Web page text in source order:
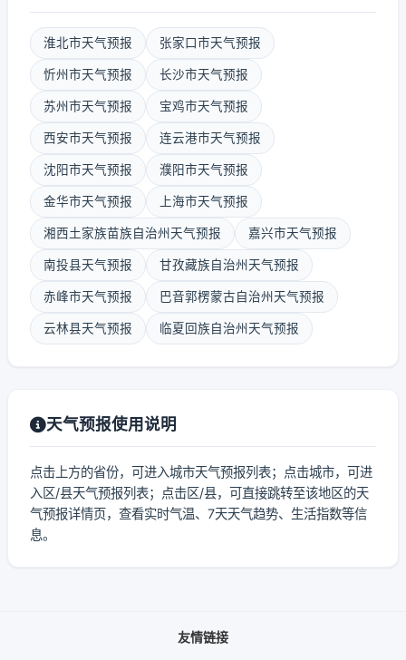
淮北市天气预报 张家口市天气预报
忻州市天气预报 长沙市天气预报
苏州市天气预报 宝鸡市天气预报
西安市天气预报 连云港市天气预报
沈阳市天气预报 濮阳市天气预报
金华市天气预报 上海市天气预报
湘西土家族苗族自治州天气预报 嘉兴市天气预报
南投县天气预报 甘孜藏族自治州天气预报
赤峰市天气预报 巴音郭楞蒙古自治州天气预报
云林县天气预报 临夏回族自治州天气预报
天气预报使用说明
点击上方的省份，可进入城市天气预报列表；点击城市，可进
入区/县天气预报列表；点击区/县，可直接跳转至该地区的天
气预报详情页，查看实时气温、7天天气趋势、生活指数等信
息。
友情链接